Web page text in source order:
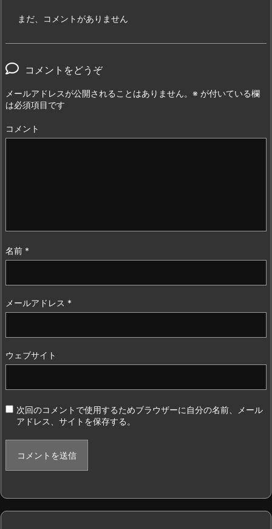
まだ、コメントがありません
コメントをどうぞ
メールアドレスが公開されることはありません。 ※ が付いている欄
は必須項目です
コメント
名前 *
メールアドレス *
ウェブサイト
次回のコメントで使用するためブラウザーに自分の名前、メール
アドレス、サイトを保存する。